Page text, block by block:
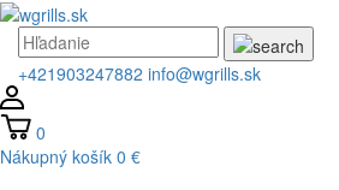
+421903247882 info@wgrills.sk
0
Nákupný košík 0 €